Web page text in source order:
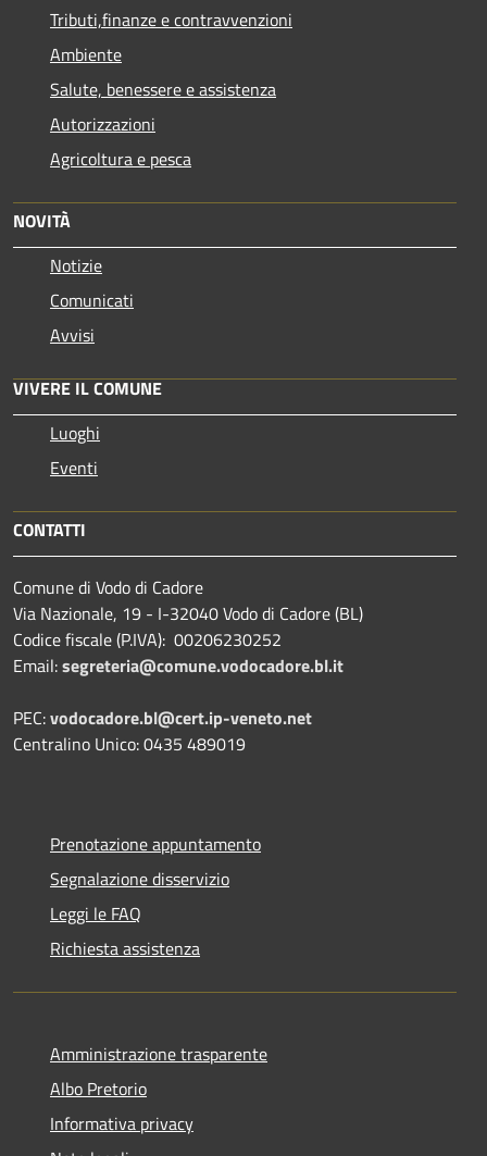
Tributi,finanze e contravvenzioni
Ambiente
Salute, benessere e assistenza
Autorizzazioni
Agricoltura e pesca
NOVITÀ
Notizie
Comunicati
Avvisi
VIVERE IL COMUNE
Luoghi
Eventi
CONTATTI
Comune di Vodo di Cadore
Via Nazionale, 19 - I-32040 Vodo di Cadore (BL)
Codice fiscale (P.IVA): 00206230252
Email:segreteria@comune.vodocadore.bl.it
PEC:vodocadore.bl@cert.ip-veneto.net
Centralino Unico: 0435 489019
Prenotazione appuntamento
Segnalazione disservizio
Leggi le FAQ
Richiesta assistenza
Amministrazione trasparente
Albo Pretorio
Informativa privacy